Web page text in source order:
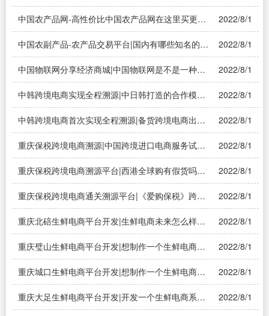
中国农产品网-高性价比中国农产品网在这里买更实
惠|谁能给我个好点的农产品网站
2022/8/1
中国农副产品-农产品交易平台|国内有哪些知名的农
产品交易的平台？
2022/8/1
中国物联网分享经济商城|中国物联网是不是一种骗
局分享经济平台是真的吗
2022/8/1
中韩跨境电商实现全程溯源|中日韩打造的合作模式
内容？——溯源系统
2022/8/1
中韩跨境电商首次实现全程溯源|备货跨境电商出口
和备货跨境电商进口名词解释——溯源系统
2022/8/1
重庆保税跨境电商溯源|中国跨境进口电商服务试点
目前有哪些?——溯源系统
2022/8/1
重庆保税跨境电商溯源平台|西港全球购有假货吗
——溯源系统
2022/8/1
重庆保税跨境电商通关溯源平台|《爱购保税》跨境
电商平台——溯源系统
2022/8/1
重庆北碚生鲜电商平台开发|生鲜电商未来怎么样？
开发模式是什么？——溯源系统
2022/8/1
重庆璧山生鲜电商平台开发|想制作一个生鲜电商
APP开发需要多少钱——溯源系统
2022/8/1
重庆城口生鲜电商平台开发|想制作一个生鲜电商
APP开发需要多少钱——溯源系统
2022/8/1
重庆大足生鲜电商平台开发|开发一个生鲜电商系统
需要多少钱？——溯源系统
2022/8/1